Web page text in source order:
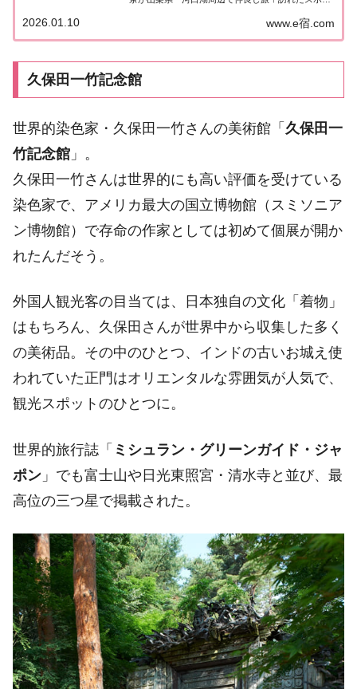
した！詳しくはこちら！日帰りぷらっとりっぷ「山
梨県・河口湖」仲良し芸能人が自由気ままに日...
www.e宿.com
2026.01.10
久保田一竹記念館
世界的染色家・久保田一竹さんの美術館「 久保田一
竹記念館 」。
久保田一竹さんは世界的にも高い評価を受けている
染色家で、アメリカ最大の国立博物館（スミソニア
ン博物館）で存命の作家としては初めて個展が開か
れたんだそう。
外国人観光客の目当ては、日本独自の文化「着物」
はもちろん、久保田さんが世界中から収集した多く
の美術品。その中のひとつ、インドの古いお城え使
われていた正門はオリエンタルな雰囲気が人気で、
観光スポットのひとつに。
世界的旅行誌「 ミシュラン・グリーンガイド・ジャ
ポン 」でも富士山や日光東照宮・清水寺と並び、最
高位の三つ星で掲載された。